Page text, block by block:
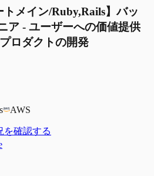
トメイン/Ruby,Rails】バッ
ア - ユーザーへの価値提供
ロダクトの開発
AWS
を確認する